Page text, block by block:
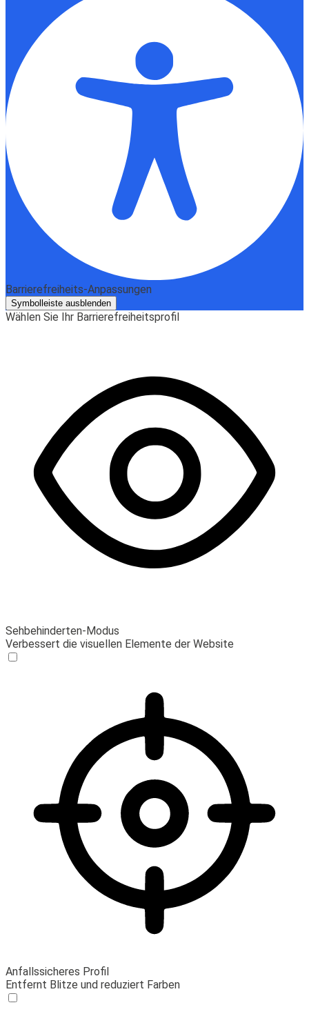
Barrierefreiheits-Anpassungen
Symbolleiste ausblenden
Wählen Sie Ihr Barrierefreiheitsprofil
Sehbehinderten-Modus
Verbessert die visuellen Elemente der Website
Anfallssicheres Profil
Entfernt Blitze und reduziert Farben